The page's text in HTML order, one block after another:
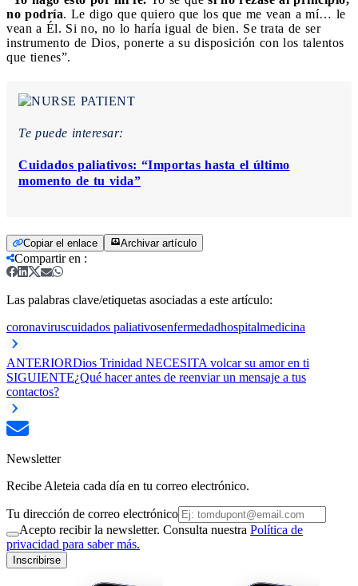
no podría. Le digo que quiero que los que me vean a mí… le
vean a Él. Si no, no lo haría igual de bien. Se trata de ser
instrumento de Dios, ponerte a su disposición con los talentos
que tienes”.
Te puede interesar:
Cuidados paliativos: “Importas hasta el último
momento de tu vida”
Copiar el enlace Archivar artículo
Compartir en :
Las palabras clave/etiquetas asociadas a este artículo:
coronaviruscuidados paliativosenfermedadhospitalmedicina
ANTERIORDios Trinidad NECESITA volcar su amor en ti
SIGUIENTE¿Qué hacer antes de reenviar un mensaje a tus
contactos?
Newsletter
Recibe Aleteia cada día en tu correo electrónico.
Tu dirección de correo electrónico
Acepto recibir la newsletter. Consulta nuestra Política de
privacidad para saber más.
Inscribirse